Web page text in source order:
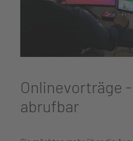
Onlinevorträge
abrufbar